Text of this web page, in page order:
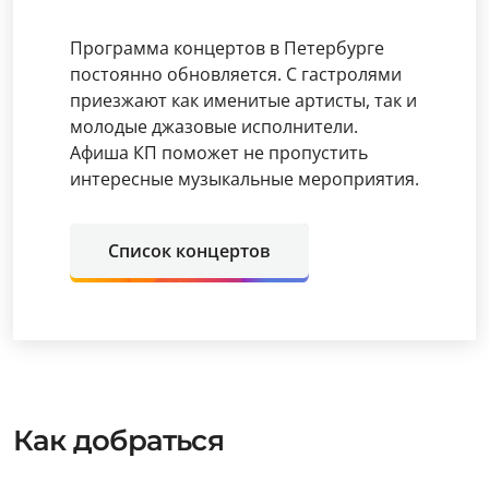
Программа концертов в Петербурге
постоянно обновляется. С гастролями
приезжают как именитые артисты, так и
молодые джазовые исполнители.
Афиша КП поможет не пропустить
интересные музыкальные мероприятия.
Список концертов
Как добраться